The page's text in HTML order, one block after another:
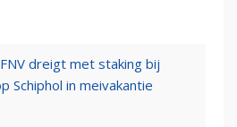
dreigt met staking bij
Schiphol in meivakantie